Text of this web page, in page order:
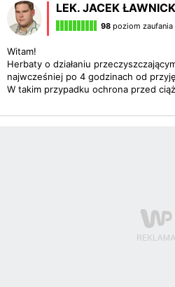
LEK. JACEK
98 poziom zaufania
Witam!
Herbaty o działaniu
najwcześniej po 4 godzinach od
W takim przypadku ochrona przed